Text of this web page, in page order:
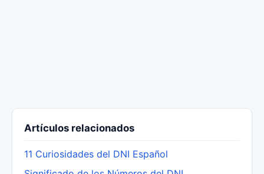
Artículos relacionados
11 Curiosidades del DNI Español